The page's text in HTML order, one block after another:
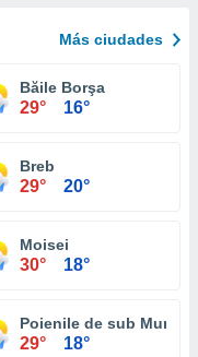
Más ciudades
Băile Borşa
29° 16°
Breb
29° 20°
Moisei
30° 18°
Poienile de sub Munte
29° 18°